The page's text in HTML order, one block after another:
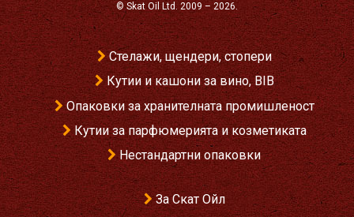
©Skat Oil Ltd . 2009 – 2026.
Стелажи, щендери, стопери
Кутии и кашони за вино, BIB
Опаковки за хранителната промишленост
Кутии за парфюмерията и козметиката
Нестандартни опаковки
За Скат Ойл